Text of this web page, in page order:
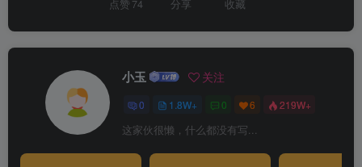
点赞 74 分享 收藏
小玉 关注
0 1.8W+ 0 6 219W+
这家伙很懒，什么都没有写...